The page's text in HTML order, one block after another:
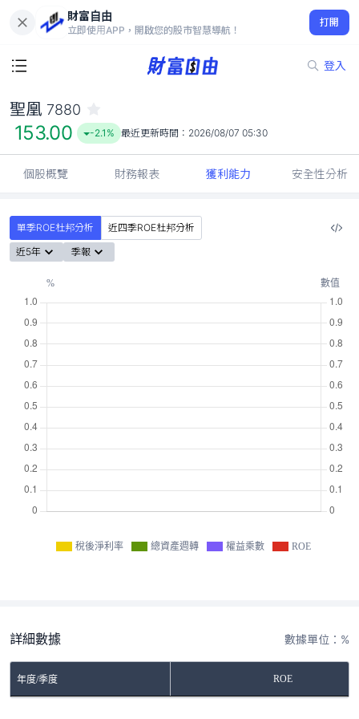
財富自由
立即使用APP，開啟您的股市智慧導航！
打開
登入
153.00
-2.1%
聖凰 7880
153.00 -2.1% 最近更新時間： 2026/08/07 05:30
個股概覽 財務報表 獲利能力 安全性分析
單季ROE杜邦分析
近四季ROE杜邦分析
近5年
季報
稅後淨利率 總資產週轉 權益乘數 ROE
詳細數據 數據單位：%
年度/季度 ROE